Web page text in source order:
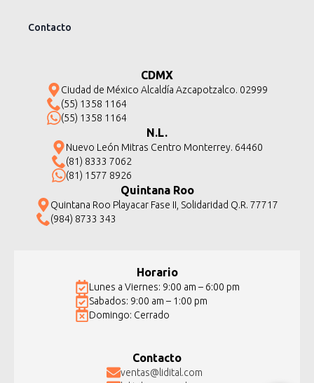
Contacto
CDMX
Ciudad de México Alcaldía Azcapotzalco. 02999
(55) 1358 1164
(55) 1358 1164
N.L.
Nuevo León Mitras Centro Monterrey. 64460
(81) 8333 7062
(81) 1577 8926
Quintana Roo
Quintana Roo Playacar Fase II, Solidaridad Q.R. 77717
(984) 8733 343
Horario
Lunes a Viernes: 9:00 am – 6:00 pm
Sabados: 9:00 am – 1:00 pm
Domingo: Cerrado
Contacto
ventas@lidital.com